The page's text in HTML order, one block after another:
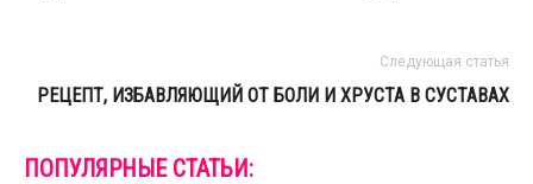
Следующая статья
РЕЦЕПТ, ИЗБАВЛЯЮЩИЙ ОТ БОЛИ И ХРУСТА В СУСТАВАХ
ПОПУЛЯРНЫЕ СТАТЬИ: